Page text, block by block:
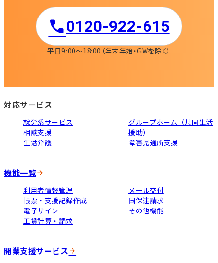
0120-922-615​
平日9:00〜18:00 （年末年始・GWを除く）
対応サービス
就労系サービス
相談支援
生活介護
グループホーム（共同生活
援助）
障害児通所支援
機能一覧
利用者情報管理
帳票・支援記録作成
電子サイン
工賃計算・請求
メール交付
国保連請求
その他機能
開業支援サービス